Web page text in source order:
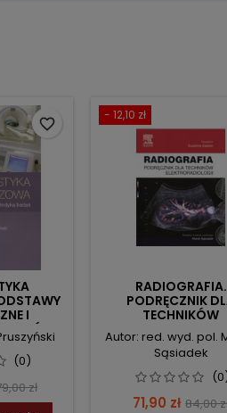
I
(0)
zł
favorite_border
- 12,10 zł
RADIOGRAFIA.
PODRĘCZNIK
TECHNIKÓW
Autor: red. wyd. pol.
Sąsiadek
Cena
71,90 zł Cena
84,00